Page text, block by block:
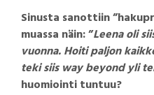
Sinusta sanottiin
muassa näin: ”Leena oli
vuonna. Hoiti paljon
teki siis way beyond yli
huomiointi tuntuu?